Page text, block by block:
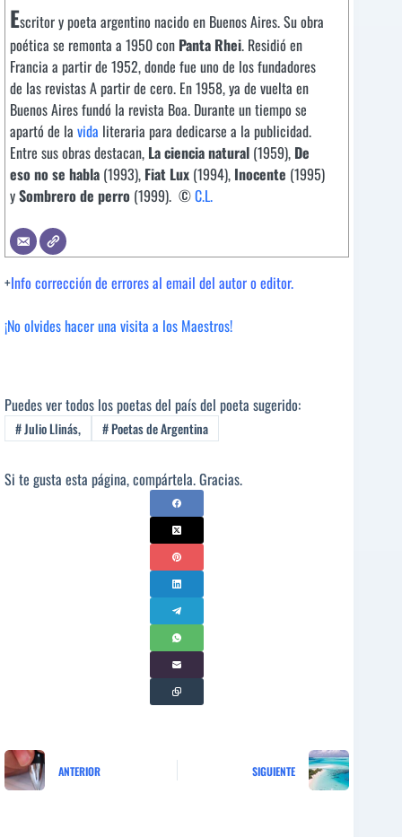
Escritor y poeta argentino nacido en Buenos Aires. Su obra
poética se remonta a 1950 con Panta Rhei. Residió en
Francia a partir de 1952, donde fue uno de los fundadores
de las revistas A partir de cero. En 1958, ya de vuelta en
Buenos Aires fundó la revista Boa. Durante un tiempo se
apartó de la vida literaria para dedicarse a la publicidad.
Entre sus obras destacan, La ciencia natural (1959), De
eso no se habla (1993), Fiat Lux (1994), Inocente (1995)
ySombrero de perro (1999). ©C.L.
+Info corrección de errores al email del autor o editor.
¡No olvides hacer una visita a los Maestros!
Puedes ver todos los poetas del país del poeta sugerido:
#Julio Llinás, #Poetas de Argentina
Si te gusta esta página, compártela. Gracias.
ANTERIOR SIGUIENTE